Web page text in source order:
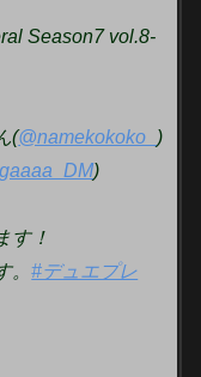
Season7 vol.8-
(@namekokoko_ )
)
す！
。#デュエプレ